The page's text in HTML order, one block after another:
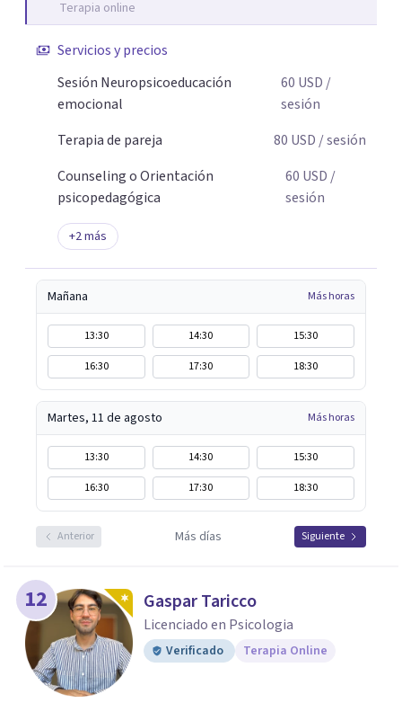
científico, acerca la psicología y las neurociencias a la vida
aplicables, con el propósito de impulsar un bienestar
integral.
Terapia online
Servicios y precios
Sesión Neuropsicoeducación
emocional
60 USD /
sesión
Terapia de pareja
80 USD / sesión
Counseling o Orientación
psicopedagógica
60 USD /
sesión
+2más
Mañana Más horas
13:30 14:30
15:30
16:30
17:30 18:30
Martes, 11 de agosto Más horas
13:30 14:30
15:30
16:30
17:30 18:30
Anterior Más días Siguiente
12 Gaspar Taricco
Licenciado en Psicologia
Verificado Terapia Online